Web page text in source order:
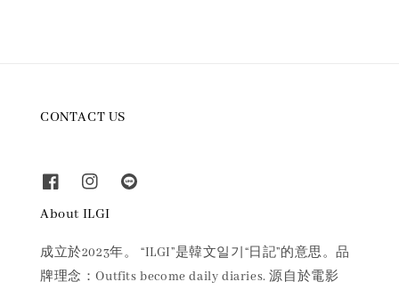
CONTACT US
About ILGI
成立於2023年。 “ILGI”是韓文일기“日記”的意思。品
牌理念：Outfits become daily diaries. 源自於電影